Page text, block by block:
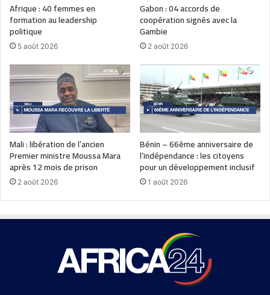
Afrique : 40 femmes en
formation au leadership
politique
5 août 2026
Gabon : 04 accords de
coopération signés avec la
Gambie
2 août 2026
Mali : libération de l’ancien
Premier ministre Moussa Mara
après 12 mois de prison
2 août 2026
Bénin – 66ème anniversaire de
l’indépendance : les citoyens
pour un développement inclusif
1 août 2026